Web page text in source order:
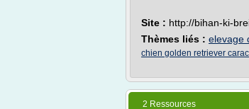
Site : http://bihan-ki-
Thèmes liés : elevage
chien golden retriever
2 Ressources